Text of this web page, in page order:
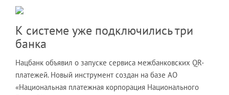
К системе уже подключились три
банка
Нацбанк объявил о запуске сервиса межбанковских QR-
платежей. Новый инструмент создан на базе АО
«Национальная платежная корпорация Национального